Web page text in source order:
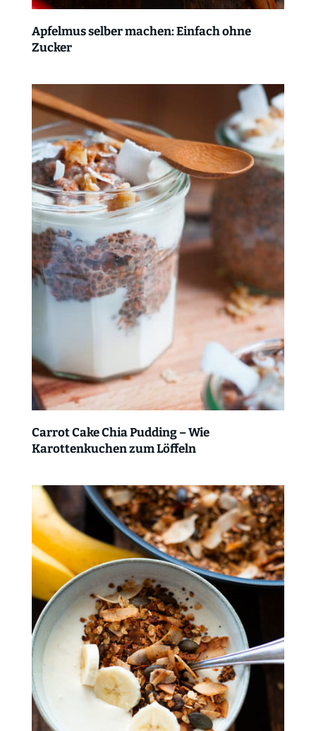
Apfelmus selber machen: Einfach ohne
Zucker
Carrot Cake Chia Pudding – Wie
Karottenkuchen zum Löffeln